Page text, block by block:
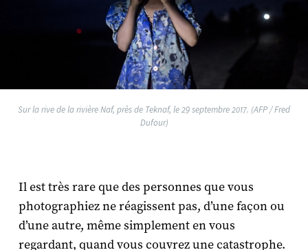
Sur la rive de la rivière Naf, près de Teknaf, le 29 septembre 2017. (AFP / Fred
Dufour)
Il est très rare que des personnes que vous
photographiez ne réagissent pas, d’une façon ou
d’une autre, même simplement en vous
regardant, quand vous couvrez une catastrophe.